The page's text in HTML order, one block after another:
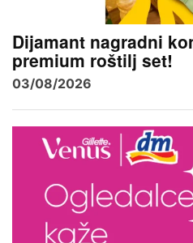
Dijamant nagradni
premium roštilj set!
03/08/2026